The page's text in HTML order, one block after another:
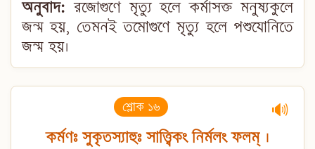
অনুবাদ: রজোগুণে মৃত্যু হলে কর্মাসক্ত মনুষ্যকুলে
জন্ম হয়, তেমনই তমোগুণে মৃত্যু হলে পশুযোনিতে
জন্ম হয়।
শ্লোক ১৬ 🔊
কর্মণঃ সুকৃতস্যাহুঃ সাত্ত্বিকং নির্মলং ফলম্ ।